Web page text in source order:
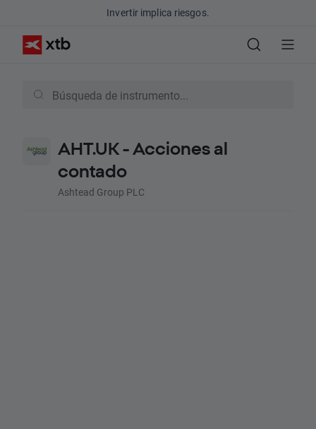
Invertir implica riesgos.
AHT.UK - Acciones al
contado
Ashtead Group PLC